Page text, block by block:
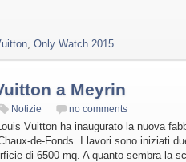
Only Watch 2015
a Meyrin
Notizie no comments
Vuitton ha inaugurato la nuova
de-Fonds. I lavori sono iniziati
di 6500 mq. A quanto sembra la